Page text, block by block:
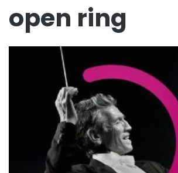
open ring